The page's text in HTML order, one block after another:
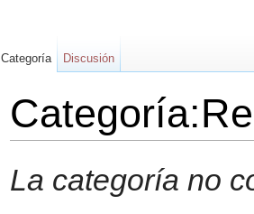
La categoría no
Categoría Discusión